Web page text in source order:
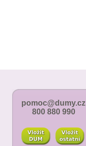
pomoc@dumy.cz
800 880 990